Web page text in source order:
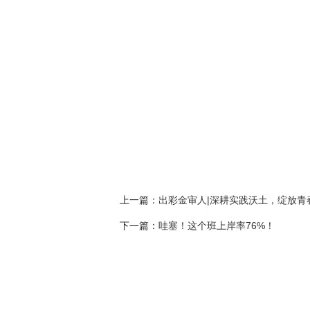
上一篇： 出彩金审人|深耕实践沃土，绽放青
下一篇： 哇塞！这个班上岸率76%！